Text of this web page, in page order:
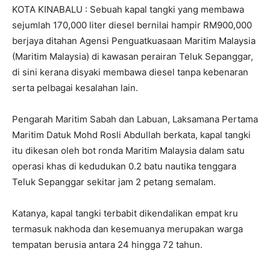
KOTA KINABALU : Sebuah kapal tangki yang membawa
sejumlah 170,000 liter diesel bernilai hampir RM900,000
berjaya ditahan Agensi Penguatkuasaan Maritim Malaysia
(Maritim Malaysia) di kawasan perairan Teluk Sepanggar,
di sini kerana disyaki membawa diesel tanpa kebenaran
serta pelbagai kesalahan lain.
Pengarah Maritim Sabah dan Labuan, Laksamana Pertama
Maritim Datuk Mohd Rosli Abdullah berkata, kapal tangki
itu dikesan oleh bot ronda Maritim Malaysia dalam satu
operasi khas di kedudukan 0.2 batu nautika tenggara
Teluk Sepanggar sekitar jam 2 petang semalam.
Katanya, kapal tangki terbabit dikendalikan empat kru
termasuk nakhoda dan kesemuanya merupakan warga
tempatan berusia antara 24 hingga 72 tahun.